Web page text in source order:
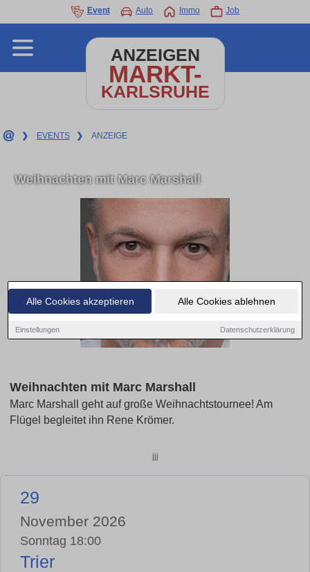
Alle Cookies akzeptieren Alle Cookies ablehnen
Einstellungen Datenschutzerklärung
Event Auto Immo Job
ANZEIGEN
MARKT-
KARLSRUHE
❯ EVENTS ❯ ANZEIGE
Weihnachten mit Marc Marshall
Weihnachten mit Marc Marshall
Marc Marshall geht auf große Weihnachtstournee! Am
Flügel begleitet ihn Rene Krömer.
jjj
29
November 2026
Sonntag 18:00
Trier